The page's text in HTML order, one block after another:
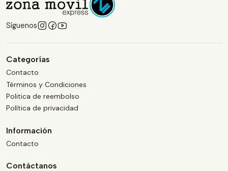
Síguenos
Categorías
Contacto
Términos y Condiciones
Politica de reembolso
Política de privacidad
Información
Contacto
Contáctanos